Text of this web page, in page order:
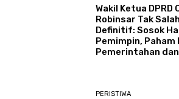
Wakil Ketua DPRD
Robinsar Tak
Definitif: Sosok
Pemimpin, Paham
Pemerintahan
PERISTIWA